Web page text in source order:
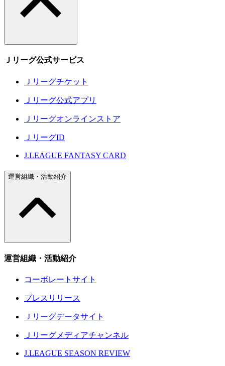
Ｊリーグ公式サービス
Ｊリーグチケット
Ｊリーグ公式アプリ
Ｊリーグオンラインストア
ＪリーグID
J.LEAGUE FANTASY CARD
運営組織・活動紹介
運営組織・活動紹介
コーポレートサイト
プレスリリース
Ｊリーグデータサイト
Ｊリーグメディアチャンネル
J.LEAGUE SEASON REVIEW